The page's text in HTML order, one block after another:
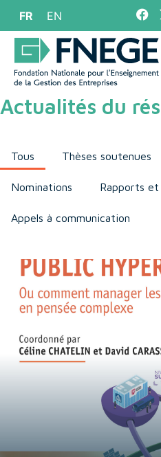
FR EN
Actualités du
Tous Thèses soutenues
Nominations Rapports
Appels à communication